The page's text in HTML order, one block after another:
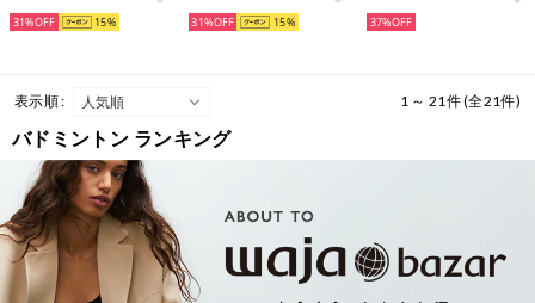
31% 15 31% 15 37%
表示順 : 1 ～ 21件 (全21件)
バドミントン ランキング